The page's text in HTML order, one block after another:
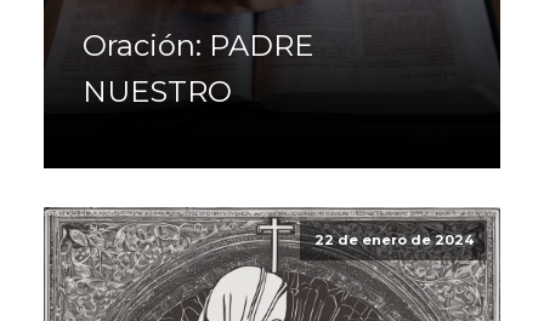
Oración: PADRE
NUESTRO
22 de enero de 2024